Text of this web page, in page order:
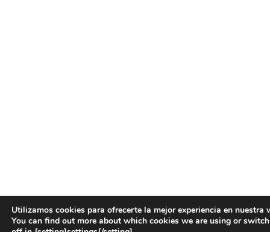
Utilizamos cookies para ofrecerte la mejor experiencia en nuestra
You can find out more about which cookies we are using or